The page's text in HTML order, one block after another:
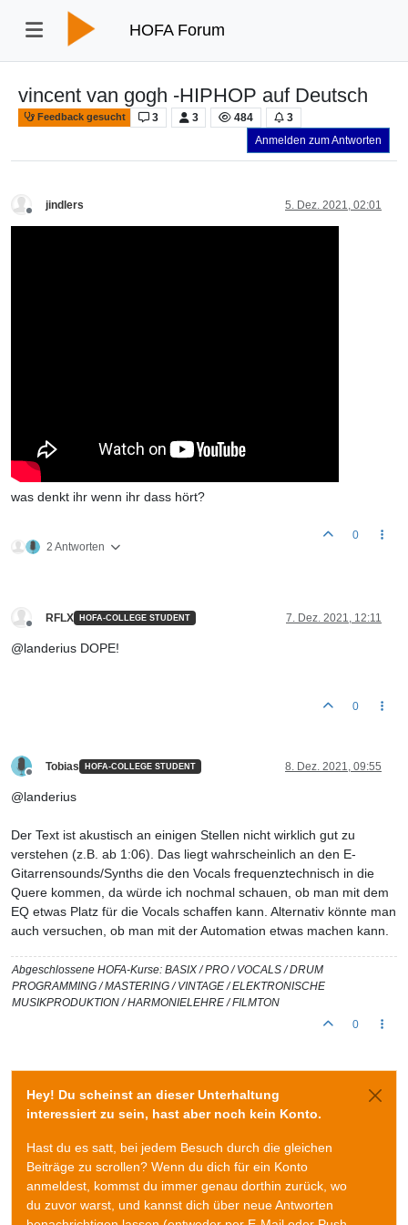
HOFA Forum
vincent van gogh -HIPHOP auf Deutsch
Feedback gesucht 3 3 484
3
Anmelden zum Antworten
jindlers 5. Dez. 2021, 02:01
was denkt ihr wenn ihr dass hört?
2 Antworten
0
RFLX HOFA-COLLEGE STUDENT 7. Dez. 2021, 12:11
@landerius DOPE!
0
Tobias HOFA-COLLEGE STUDENT 8. Dez. 2021, 09:55
@landerius
Der Text ist akustisch an einigen Stellen nicht wirklich gut zu
verstehen (z.B. ab 1:06). Das liegt wahrscheinlich an den E-
Gitarrensounds/Synths die den Vocals frequenztechnisch in die
Quere kommen, da würde ich nochmal schauen, ob man mit dem
EQ etwas Platz für die Vocals schaffen kann. Alternativ könnte man
auch versuchen, ob man mit der Automation etwas machen kann.
Abgeschlossene HOFA-Kurse: BASIX / PRO / VOCALS / DRUM
PROGRAMMING / MASTERING / VINTAGE / ELEKTRONISCHE
MUSIKPRODUKTION / HARMONIELEHRE / FILMTON
0
Hey! Du scheinst an dieser Unterhaltung
interessiert zu sein, hast aber noch kein Konto.
Hast du es satt, bei jedem Besuch durch die gleichen
Beiträge zu scrollen? Wenn du dich für ein Konto
anmeldest, kommst du immer genau dorthin zurück, wo
du zuvor warst, und kannst dich über neue Antworten